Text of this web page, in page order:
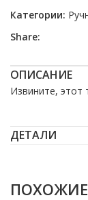
Категории:
Share:
ОПИСАНИЕ
Извините, этот
ДЕТАЛИ